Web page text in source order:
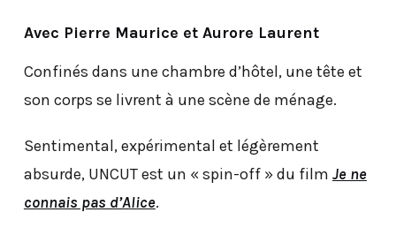
Avec Pierre Maurice et Aurore Laurent
Confinés dans une chambre d’hôtel, une tête et
son corps se livrent à une scène de ménage.
Sentimental, expérimental et légèrement
absurde, UNCUT est un « spin-off » du film Je ne
connais pas d’Alice.